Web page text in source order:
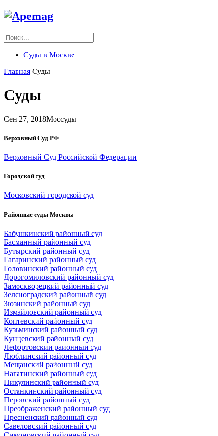
Суды в Москве
Главная Суды
Суды
Сен 27, 2018Моссуды
Верховный Суд РФ
Верховный Суд Российской Федерации
Городской суд
Московский городской суд
Районные суды Москвы
Бабушкинский районный суд
Басманный районный суд
Бутырский районный суд
Гагаринский районный суд
Головинский районный суд
Дорогомиловский районный суд
Замоскворецкий районный суд
Зеленоградский районный суд
Зюзинский районный суд
Измайловский районный суд
Коптевский районный суд
Кузьминский районный суд
Кунцевский районный суд
Лефортовский районный суд
Люблинский районный суд
Мещанский районный суд
Нагатинский районный суд
Никулинский районный суд
Останкинский районный суд
Перовский районный суд
Преображенский районный суд
Пресненский районный суд
Савеловский районный суд